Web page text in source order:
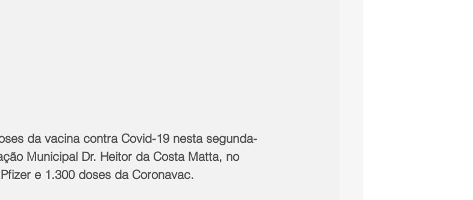
da vacina contra Covid-19 nesta segunda-
Municipal Dr. Heitor da Costa Matta, no
e 1.300 doses da Coronavac.